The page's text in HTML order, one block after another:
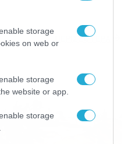
storage
on web or
storage
website or app.
storage
ΠΕΡΙΣΣΟΤΕΡΑ